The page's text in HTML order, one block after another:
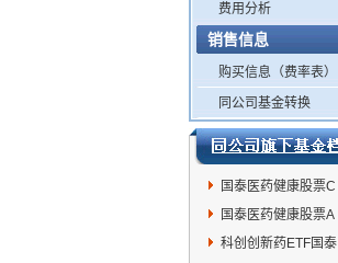
费用分析
销售信息
购买信息（费率表）
同公司基金转换
国泰医药健康股票C
国泰医药健康股票A
科创创新药ETF国泰